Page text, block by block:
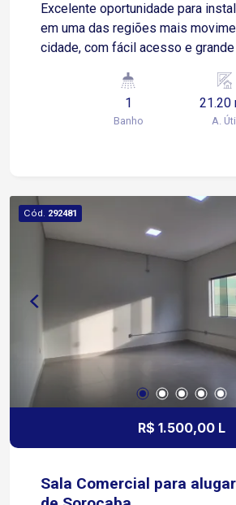
Excelente oportunidade para
em uma das regiões mais
cidade, com fácil acesso e
fácil acesso à Avenida Dom
São Paulo, próxima ao
ao Terminal São Paulo. Sobre o imóvel: 1 sala 1
escritórios, consultórios, lojas ou
de negócios. Agende uma visita e aproveite esta
oportunidade para instalar sua
localização estratégica!
1
Banho
21.20
A. Útil
Cód. 292481
R$ 1.500,00 L
Sala Comercial para